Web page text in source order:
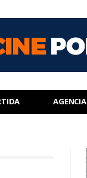
AGENCIA